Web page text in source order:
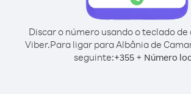
Discar o número usando o teclado
Viber.Para ligar para Albânia de
seguinte:+355+ Número